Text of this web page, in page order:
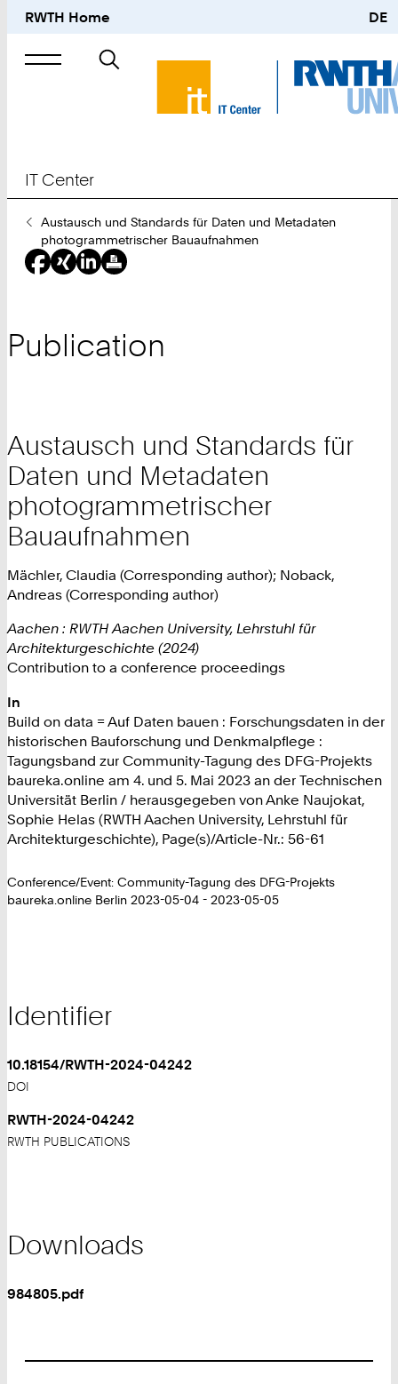
RWTH Home DE
Search
IT Center
You
Are
Here:
Austausch und Standards für Daten und Metadaten
photogrammetrischer Bauaufnahmen
Publication
Austausch und Standards für
Daten und Metadaten
photogrammetrischer
Bauaufnahmen
Mächler, Claudia (Corresponding author); Noback,
Andreas (Corresponding author)
Aachen : RWTH Aachen University, Lehrstuhl für
Architekturgeschichte (2024)
Contribution to a conference proceedings
In
Build on data = Auf Daten bauen : Forschungsdaten in der
historischen Bauforschung und Denkmalpflege :
Tagungsband zur Community-Tagung des DFG-Projekts
baureka.online am 4. und 5. Mai 2023 an der Technischen
Universität Berlin / herausgegeben von Anke Naujokat,
Sophie Helas (RWTH Aachen University, Lehrstuhl für
Architekturgeschichte), Page(s)/Article-Nr.: 56-61
Conference/Event: Community-Tagung des DFG-Projekts
baureka.online Berlin 2023-05-04 - 2023-05-05
Identifier
10.18154/RWTH-2024-04242
DOI
RWTH-2024-04242
RWTH PUBLICATIONS
Downloads
984805.pdf